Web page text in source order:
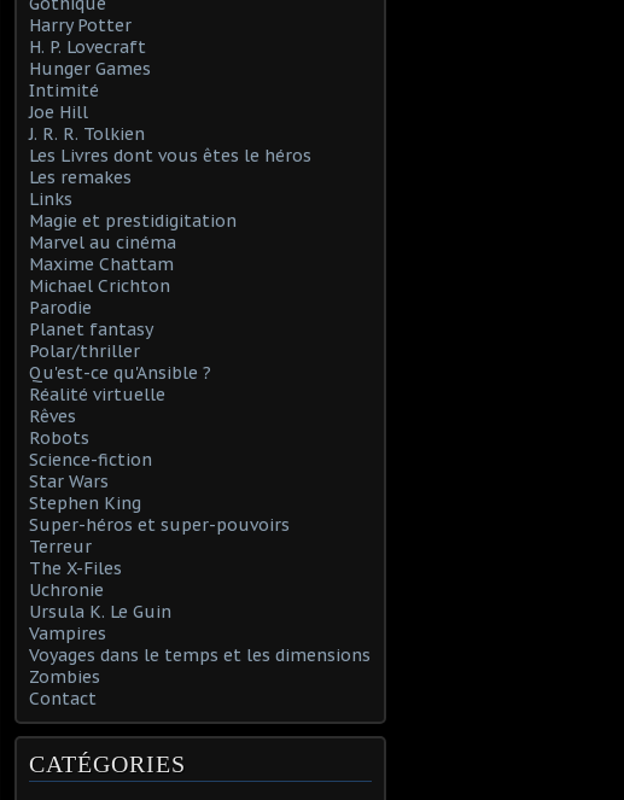
Harry Potter
H. P. Lovecraft
Hunger Games
Intimité
Joe Hill
J. R. R. Tolkien
Les Livres dont vous êtes le héros
Les remakes
Links
Magie et prestidigitation
Marvel au cinéma
Maxime Chattam
Michael Crichton
Parodie
Planet fantasy
Polar/thriller
Qu'est-ce qu'Ansible ?
Réalité virtuelle
Rêves
Robots
Science-fiction
Star Wars
Stephen King
Super-héros et super-pouvoirs
Terreur
The X-Files
Uchronie
Ursula K. Le Guin
Vampires
Voyages dans le temps et les dimensions
Zombies
Contact
CATÉGORIES